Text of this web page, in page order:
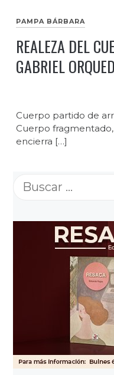
PAMPA BÁRBARA
REALEZA DEL
GABRIEL
Cuerpo partido de
Cuerpo
encierra […]
Buscar: